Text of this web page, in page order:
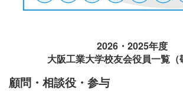
2026・2025年度
大阪工業大学校友会役員一覧（
顧問・相談役・参与